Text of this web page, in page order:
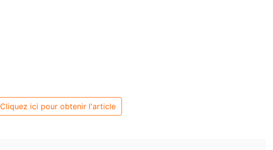
Cliquez ici pour obtenir l'article